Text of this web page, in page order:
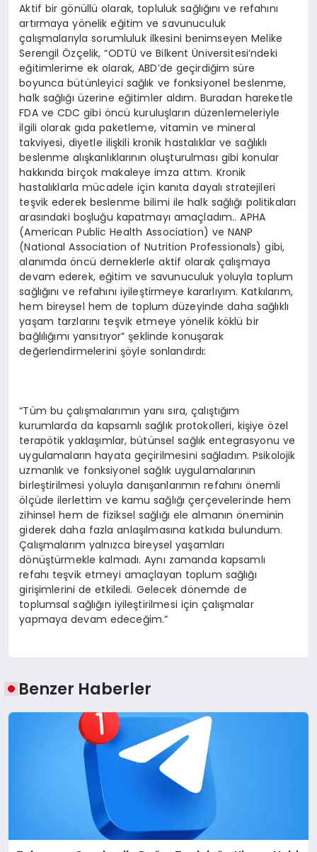
Aktif bir gönüllü olarak, topluluk sağlığını ve refahını
artırmaya yönelik eğitim ve savunuculuk
çalışmalarıyla sorumluluk ilkesini benimseyen Melike
Serengil Özçelik, “ODTÜ ve Bilkent Üniversitesi’ndeki
eğitimlerime ek olarak, ABD’de geçirdiğim süre
boyunca bütünleyici sağlık ve fonksiyonel beslenme,
halk sağlığı üzerine eğitimler aldım. Buradan hareketle
FDA ve CDC gibi öncü kuruluşların düzenlemeleriyle
ilgili olarak gıda paketleme, vitamin ve mineral
takviyesi, diyetle ilişkili kronik hastalıklar ve sağlıklı
beslenme alışkanlıklarının oluşturulması gibi konular
hakkında birçok makaleye imza attım. Kronik
hastalıklarla mücadele için kanıta dayalı stratejileri
teşvik ederek beslenme bilimi ile halk sağlığı politikaları
arasındaki boşluğu kapatmayı amaçladım.. APHA
(American Public Health Association) ve NANP
(National Association of Nutrition Professionals) gibi,
alanımda öncü derneklerle aktif olarak çalışmaya
devam ederek, eğitim ve savunuculuk yoluyla toplum
sağlığını ve refahını iyileştirmeye kararlıyım. Katkılarım,
hem bireysel hem de toplum düzeyinde daha sağlıklı
yaşam tarzlarını teşvik etmeye yönelik köklü bir
bağlılığımı yansıtıyor” şeklinde konuşarak
değerlendirmelerini şöyle sonlandırdı:
“Tüm bu çalışmalarımın yanı sıra, çalıştığım
kurumlarda da kapsamlı sağlık protokolleri, kişiye özel
terapötik yaklaşımlar, bütünsel sağlık entegrasyonu ve
uygulamaların hayata geçirilmesini sağladım. Psikolojik
uzmanlık ve fonksiyonel sağlık uygulamalarının
birleştirilmesi yoluyla danışanlarımın refahını önemli
ölçüde ilerlettim ve kamu sağlığı çerçevelerinde hem
zihinsel hem de fiziksel sağlığı ele almanın öneminin
giderek daha fazla anlaşılmasına katkıda bulundum.
Çalışmalarım yalnızca bireysel yaşamları
dönüştürmekle kalmadı. Aynı zamanda kapsamlı
refahı teşvik etmeyi amaçlayan toplum sağlığı
girişimlerini de etkiledi. Gelecek dönemde de
toplumsal sağlığın iyileştirilmesi için çalışmalar
yapmaya devam edeceğim.”
Benzer Haberler